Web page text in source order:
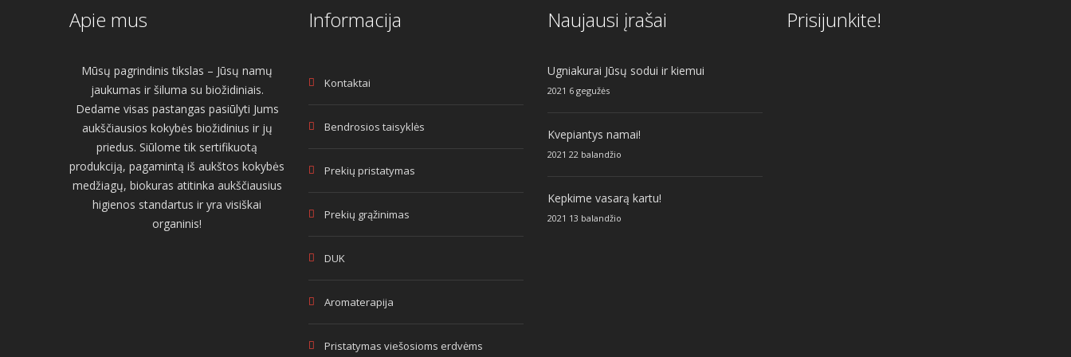
Apie mus
Mūsų pagrindinis tikslas – Jūsų namų
jaukumas ir šiluma su biožidiniais.
Dedame visas pastangas pasiūlyti Jums
aukščiausios kokybės biožidinius ir jų
priedus. Siūlome tik sertifikuotą
produkciją, pagamintą iš aukštos kokybės
medžiagų, biokuras atitinka aukščiausius
higienos standartus ir yra visiškai
organinis!
Informacija
Kontaktai
Bendrosios taisyklės
Prekių pristatymas
Prekių grąžinimas
DUK
Aromaterapija
Pristatymas viešosioms erdvėms
Naujausi įrašai
Ugniakurai Jūsų sodui ir kiemui
2021 6 gegužės
Kvepiantys namai!
2021 22 balandžio
Kepkime vasarą kartu!
2021 13 balandžio
Prisijunkite!